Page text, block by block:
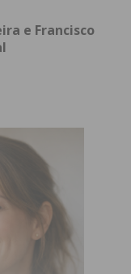
e Francisco